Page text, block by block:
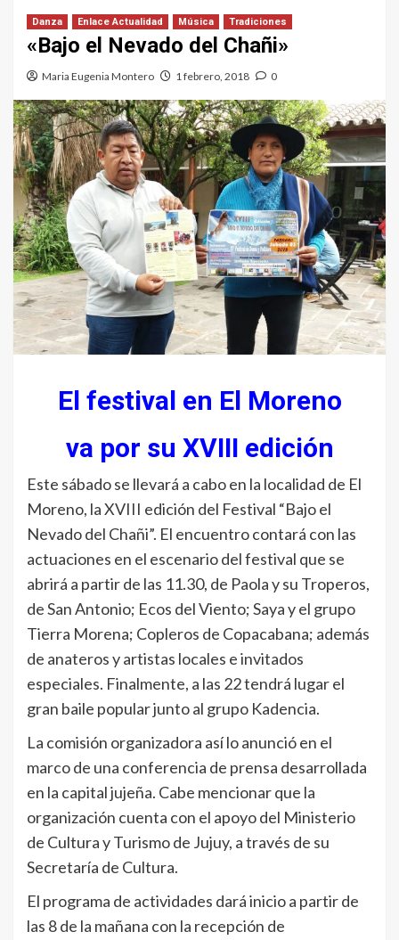
Danza Enlace Actualidad Música Tradiciones
«Bajo el Nevado del Chañi»
Maria Eugenia Montero 1 febrero, 2018 0
El festival en El Moreno
va por su XVIII edición
Este sábado se llevará a cabo en la localidad de El
Moreno, la XVIII edición del Festival “Bajo el
Nevado del Chañi”. El encuentro contará con las
actuaciones en el escenario del festival que se
abrirá a partir de las 11.30, de Paola y su Troperos,
de San Antonio; Ecos del Viento; Saya y el grupo
Tierra Morena; Copleros de Copacabana; además
de anateros y artistas locales e invitados
especiales. Finalmente, a las 22 tendrá lugar el
gran baile popular junto al grupo Kadencia.
La comisión organizadora así lo anunció en el
marco de una conferencia de prensa desarrollada
en la capital jujeña. Cabe mencionar que la
organización cuenta con el apoyo del Ministerio
de Cultura y Turismo de Jujuy, a través de su
Secretaría de Cultura.
El programa de actividades dará inicio a partir de
las 8 de la mañana con la recepción de